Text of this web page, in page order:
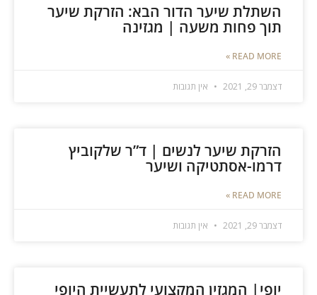
השתלת שיער הדור הבא: הזרקת שיער
תוך פחות משעה | מגזינה
READ MORE »
דצמבר 29, 2021 אין תגובות
הזרקת שיער לנשים | ד”ר שלקוביץ
דרמו-אסתטיקה ושיער
READ MORE »
דצמבר 29, 2021 אין תגובות
יופי| המגזין המקצועי לתעשיית היופי